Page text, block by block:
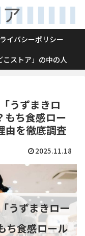
イバシーポリシー
こストア」の中の人
うずまきロ
もち食感ロー
由を徹底調査
2025.11.18
うずまきロー
ち食感ロール